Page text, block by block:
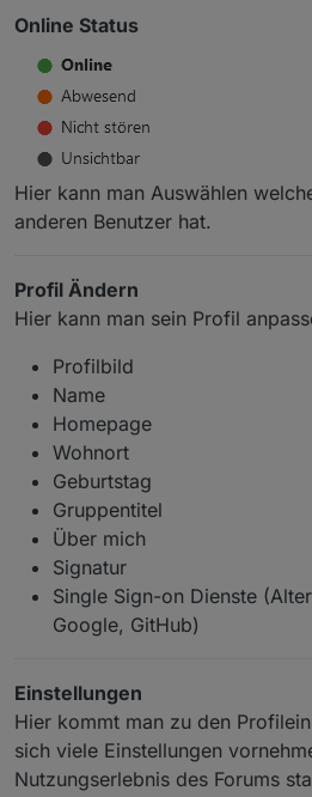
Online Status
Hier kann man Auswählen
anderen Benutzer hat.
Profil Ändern
Hier kann man sein Profil
Profilbild
Name
Homepage
Wohnort
Geburtstag
Gruppentitel
Über mich
Signatur
Single Sign-on Dienste
Google, GitHub)
Einstellungen
Hier kommt man zu den
sich viele Einstellungen
Nutzungserlebnis des Forums